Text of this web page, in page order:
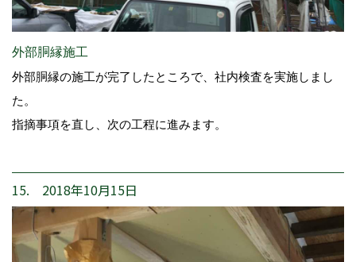
外部胴縁施工
外部胴縁の施工が完了したところで、社内検査を実施しまし
た。
指摘事項を直し、次の工程に進みます。
15. 2018年10月15日